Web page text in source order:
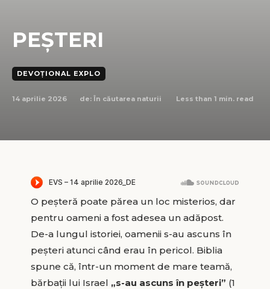
PEȘTERI
DEVOȚIONAL EXPLO
14 aprilie 2026 de: În căutarea naturii Less than 1 min. read
O peșteră poate părea un loc misterios, dar
pentru oameni a fost adesea un adăpost.
De-a lungul istoriei, oamenii s-au ascuns în
peșteri atunci când erau în pericol. Biblia
spune că, într-un moment de mare teamă,
bărbații lui Israel „s-au ascuns în peșteri” (1